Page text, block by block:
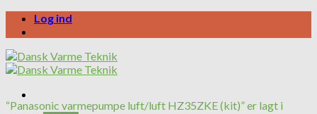
Skip
Log ind
“Panasonic varmepumpe luft/luft HZ35ZKE (kit)” er lagt i